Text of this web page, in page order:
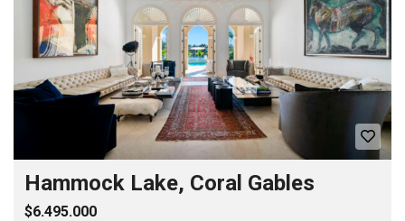
Hammock Lake, Coral Gables
$6.495.000